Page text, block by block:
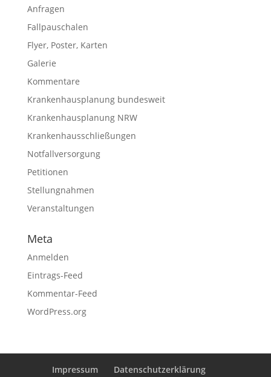
Anfragen
Fallpauschalen
Flyer, Poster, Karten
Galerie
Kommentare
Krankenhausplanung bundesweit
Krankenhausplanung NRW
Krankenhausschließungen
Notfallversorgung
Petitionen
Stellungnahmen
Veranstaltungen
Meta
Anmelden
Eintrags-Feed
Kommentar-Feed
WordPress.org
Impressum
Datenschutzerklärung